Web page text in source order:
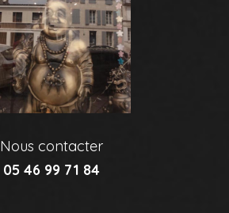
Nous contacter
05 46 99 71 84